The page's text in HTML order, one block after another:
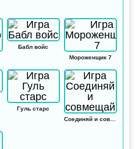
Бабл войс
Мороженщик 7
Гуль старс
Соединяй и совмещай